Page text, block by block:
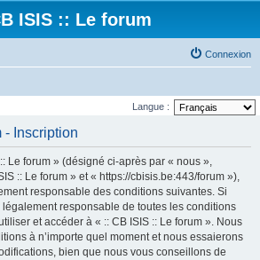
ISIS :: Le forum
Connexion
Langue :
- Inscription
Le forum » (désigné ci-après par « nous »,
:: Le forum » et « https://cbisis.be:443/forum »),
responsable des conditions suivantes. Si
légalement responsable de toutes les conditions
et accéder à « :: CB ISIS :: Le forum ». Nous
à n’importe quel moment et nous essaierons
bien que nous vous conseillons de